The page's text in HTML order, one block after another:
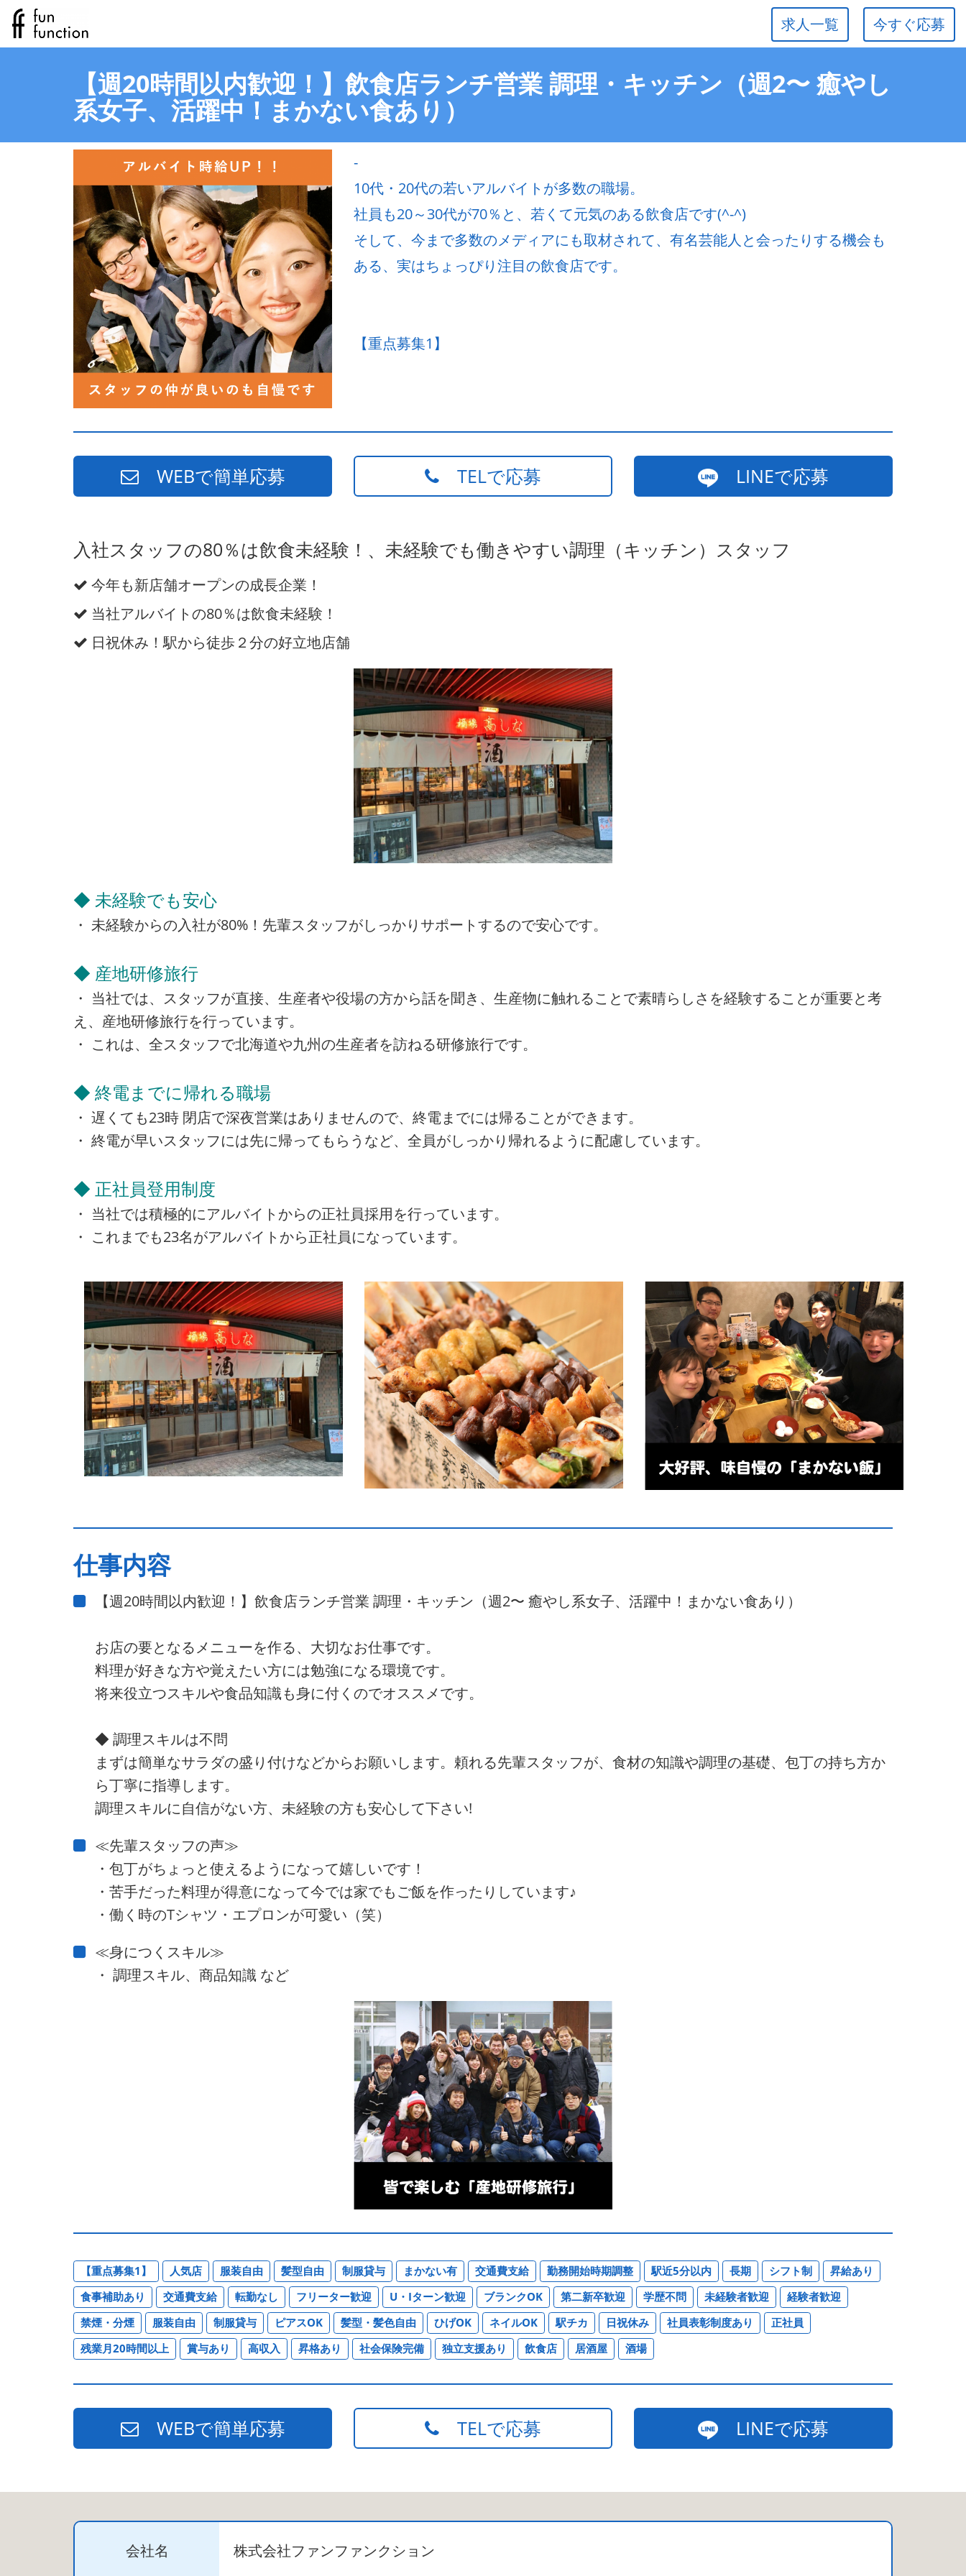
今すぐ応募
求人一覧
【週20時間以内歓迎！】飲食店ランチ営業 調理・キッチン（週2〜 癒やし
系女子、活躍中！まかない食あり）
-
10代・20代の若いアルバイトが多数の職場。
社員も20～30代が70％と、若くて元気のある飲食店です(^-^)
そして、今まで多数のメディアにも取材されて、有名芸能人と会ったりする機会も
ある、実はちょっぴり注目の飲食店です。
【重点募集1】
WEBで簡単応募 TELで応募 LINEで応募
入社スタッフの80％は飲食未経験！、未経験でも働きやすい調理（キッチン）スタッフ
今年も新店舗オープンの成長企業！
当社アルバイトの80％は飲食未経験！
日祝休み！駅から徒歩２分の好立地店舗
◆ 未経験でも安心
・ 未経験からの入社が80%！先輩スタッフがしっかりサポートするので安心です。
◆ 産地研修旅行
・ 当社では、スタッフが直接、生産者や役場の方から話を聞き、生産物に触れることで素晴らしさを経験することが重要と考
え、産地研修旅行を行っています。
・ これは、全スタッフで北海道や九州の生産者を訪ねる研修旅行です。
◆ 終電までに帰れる職場
・ 遅くても23時 閉店で深夜営業はありませんので、終電までには帰ることができます。
・ 終電が早いスタッフには先に帰ってもらうなど、全員がしっかり帰れるように配慮しています。
◆ 正社員登用制度
・ 当社では積極的にアルバイトからの正社員採用を行っています。
・ これまでも23名がアルバイトから正社員になっています。
仕事内容
【週20時間以内歓迎！】飲食店ランチ営業 調理・キッチン（週2〜 癒やし系女子、活躍中！まかない食あり）
お店の要となるメニューを作る、大切なお仕事です。
料理が好きな方や覚えたい方には勉強になる環境です。
将来役立つスキルや食品知識も身に付くのでオススメです。
◆ 調理スキルは不問
まずは簡単なサラダの盛り付けなどからお願いします。頼れる先輩スタッフが、食材の知識や調理の基礎、包丁の持ち方か
ら丁寧に指導します。
調理スキルに自信がない方、未経験の方も安心して下さい!
≪先輩スタッフの声≫
・包丁がちょっと使えるようになって嬉しいです！
・苦手だった料理が得意になって今では家でもご飯を作ったりしています♪
・働く時のTシャツ・エプロンが可愛い（笑）
≪身につくスキル≫
・ 調理スキル、商品知識 など
【重点募集1】 人気店 服装自由 髪型自由 制服貸与 まかない有 交通費支給 勤務開始時期調整 駅近5分以内 長期 シフト制
昇給あり
食事補助あり
交通費支給 転勤なし フリーター歓迎 U・Iターン歓迎 ブランクOK 第二新卒歓迎 学歴不問 未経験者歓迎
経験者歓迎
禁煙・分煙
服装自由 制服貸与 ピアスOK 髪型・髪色自由 ひげOK ネイルOK 駅チカ 日祝休み 社員表彰制度あり
正社員
残業月20時間以上
賞与あり 高収入 昇格あり 社会保険完備 独立支援あり 飲食店 居酒屋 酒場
WEBで簡単応募 TELで応募 LINEで応募
会社名 株式会社ファンファンクション